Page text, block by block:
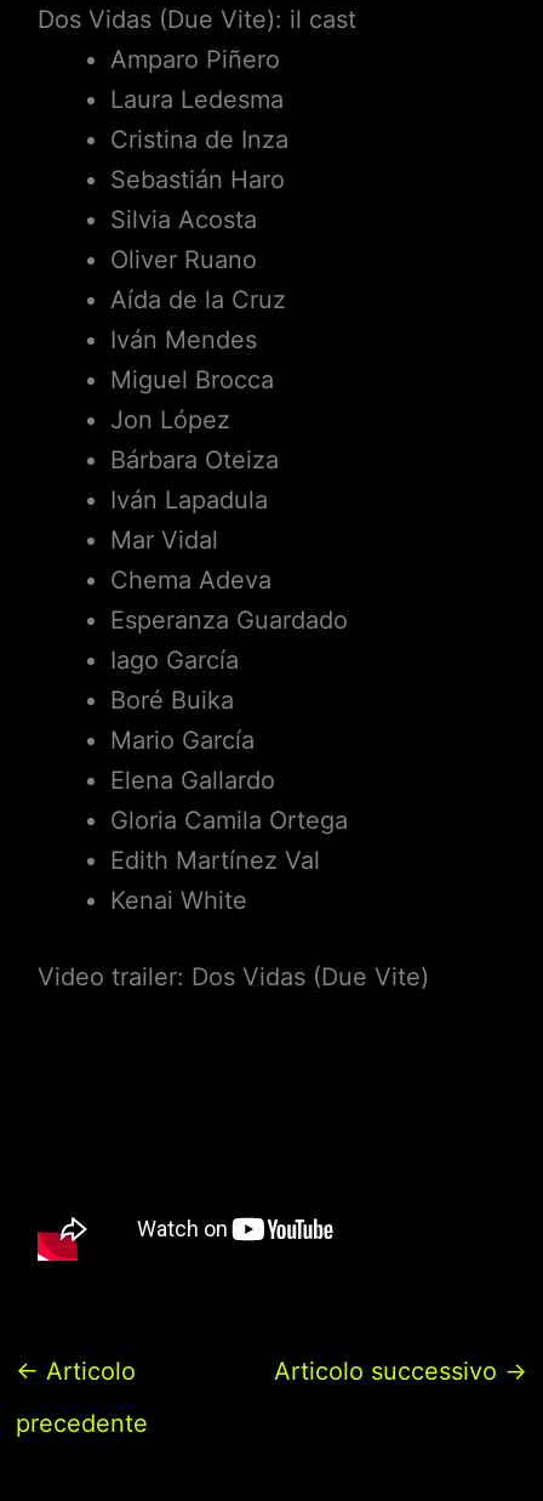
Dos Vidas (Due Vite): il cast
Amparo Piñero
Laura Ledesma
Cristina de Inza
Sebastián Haro
Silvia Acosta
Oliver Ruano
Aída de la Cruz
Iván Mendes
Miguel Brocca
Jon López
Bárbara Oteiza
Iván Lapadula
Mar Vidal
Chema Adeva
Esperanza Guardado
Iago García
Boré Buika
Mario García
Elena Gallardo
Gloria Camila Ortega
Edith Martínez Val
Kenai White
Video trailer: Dos Vidas (Due Vite)
← Articolo
precedente
Articolo successivo →